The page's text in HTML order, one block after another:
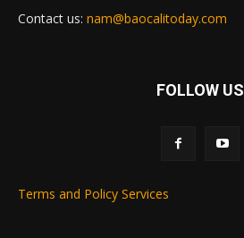
Contact us: nam@baocalitoday.com
FOLLOW US
Terms and Policy Services